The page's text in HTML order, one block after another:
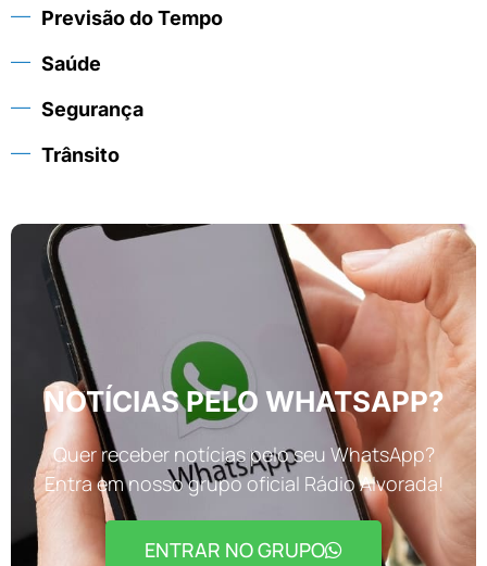
Previsão do Tempo
Saúde
Segurança
Trânsito
NOTÍCIAS PELO WHATSAPP?
Quer receber notícias pelo seu WhatsApp?
Entra em nosso grupo oficial Rádio Alvorada!
ENTRAR NO GRUPO